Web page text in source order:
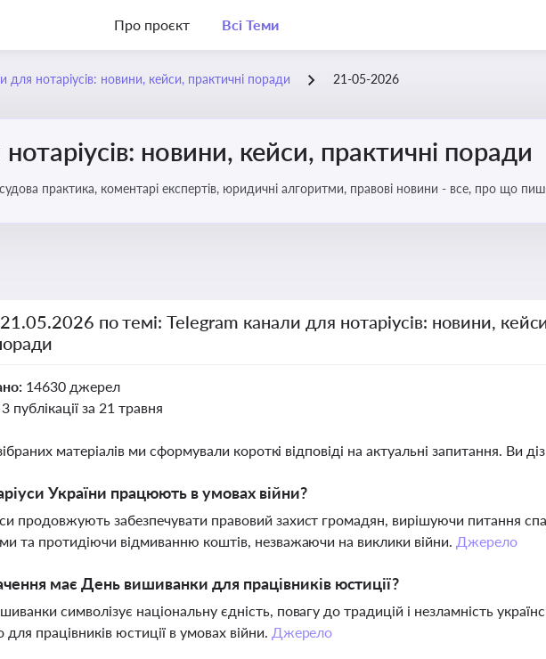
Про проєкт Всі Теми
для нотаріусів: новини, кейси, практичні поради 21-05-2026
новини, кейси, практичні поради
практика, коментарі експертів, юридичні алгоритми, правові новини - все, про що
по темі: Telegram канали для нотаріусів: новини,
14630 джерел
3 публікації за 21 травня
матеріалів ми сформували короткі відповіді на актуальні запитання. Ви
України працюють в умовах війни?
продовжують забезпечувати правовий захист громадян, вирішуючи питання
та протидіючи відмиванню коштів, незважаючи на виклики війни. Джерело
має День вишиванки для працівників юстиції?
символізує національну єдність, повагу до традицій і незламність
працівників юстиції в умовах війни. Джерело